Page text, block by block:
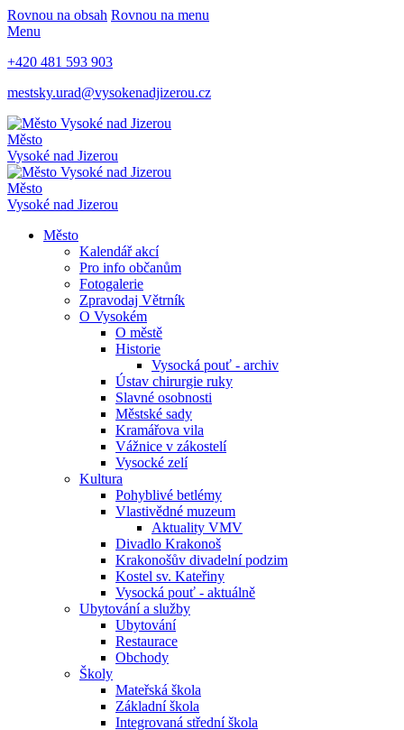
Rovnou na obsah Rovnou na menu
Menu
+420 481 593 903
mestsky.urad@vysokenadjizerou.cz
Město
Vysoké nad Jizerou
Město
Vysoké nad Jizerou
Město
Kalendář akcí
Pro info občanům
Fotogalerie
Zpravodaj Větrník
O Vysokém
O městě
Historie
Vysocká pouť - archiv
Ústav chirurgie ruky
Slavné osobnosti
Městské sady
Kramářova vila
Vážnice v zákostelí
Vysocké zelí
Kultura
Pohyblivé betlémy
Vlastivědné muzeum
Aktuality VMV
Divadlo Krakonoš
Krakonošův divadelní podzim
Kostel sv. Kateřiny
Vysocká pouť - aktuálně
Ubytování a služby
Ubytování
Restaurace
Obchody
Školy
Mateřská škola
Základní škola
Integrovaná střední škola